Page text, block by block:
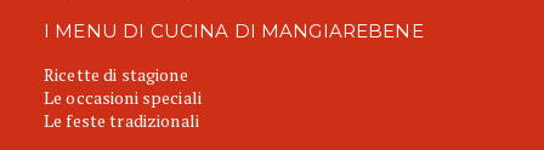
I MENU DI CUCINA DI MANGIAREBENE
Ricette di stagione
Le occasioni speciali
Le feste tradizionali